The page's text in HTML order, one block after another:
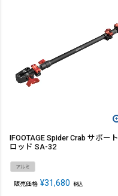
IFOOTAGE Spider Crab サポート
ロッド SA-32
アルミ
販売価格 ¥31,680 税込